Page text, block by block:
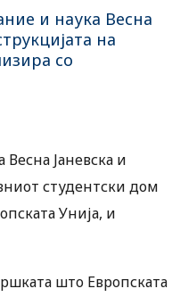
и наука Весна
на
со
Јаневска и
студентски дом
Унија, и
што Европската